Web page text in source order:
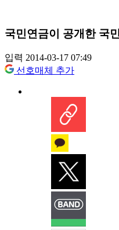
국민연금이 공개한 국
입력 2014-03-17 07:49
선호매체 추가